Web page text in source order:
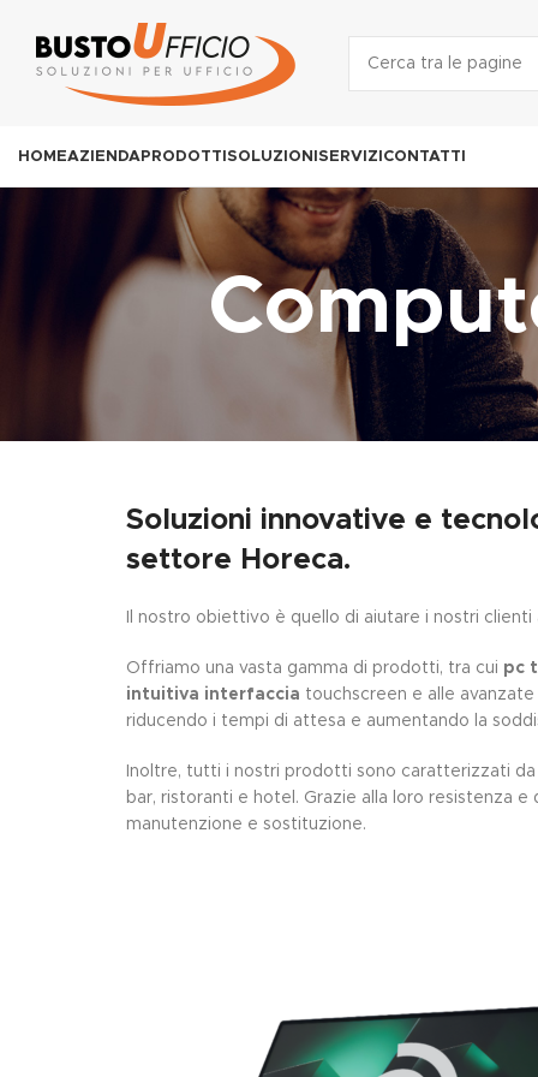
HOMEAZIENDA PRODOTTI SOLUZIONI SERVIZI CONTATTI
Soluzioni innovative e
settore Horeca.
Il nostro obiettivo è quello di aiutare i nostri
Offriamo una vasta gamma di prodotti, tra cui pc
intuitiva interfaccia touchscreen e alle
riducendo i tempi di attesa e aumentando la
Inoltre, tutti i nostri prodotti sono caratterizzati da
bar, ristoranti e hotel. Grazie alla loro resistenza
manutenzione e sostituzione.